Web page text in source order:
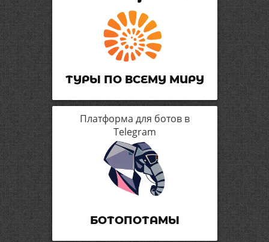
ТУРЫ ПО ВСЕМУ МИРУ
Платформа для ботов в
Telegram
БОТОПОТАМЫ